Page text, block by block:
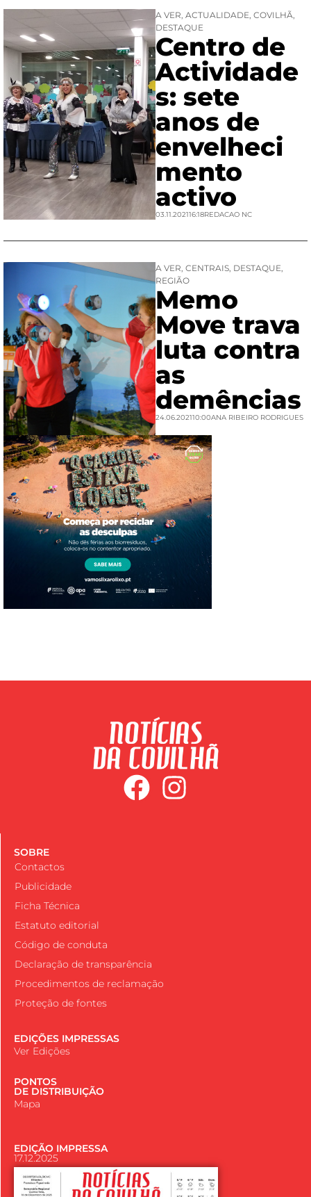
A VER, ACTUALIDADE, COVILHÃ,
DESTAQUE
Centro de
Actividade
s: sete
anos de
envelheci
mento
activo
03.11.202116:18REDACAO NC
A VER, CENTRAIS, DESTAQUE,
REGIÃO
Memo
Move trava
luta contra
as
demências
24.06.202110:00ANA RIBEIRO RODRIGUES
SOBRE
Contactos
Publicidade
Ficha Técnica
Estatuto editorial
Código de conduta
Declaração de transparência
Procedimentos de reclamação
Proteção de fontes
EDIÇÕES IMPRESSAS
Ver Edições
PONTOS
DE DISTRIBUIÇÃO
Mapa
EDIÇÃO IMPRESSA
17.12.2025